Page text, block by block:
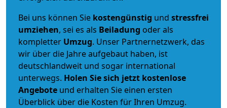
Bei uns können Sie kostengünstig und stressfrei
umziehen, sei es als Beiladung oder als
kompletter Umzug. Unser Partnernetzwerk, das
wir über die Jahre aufgebaut haben, ist
deutschlandweit und sogar international
unterwegs. Holen Sie sich jetzt kostenlose
Angebote und erhalten Sie einen ersten
Überblick über die Kosten für Ihren Umzug.